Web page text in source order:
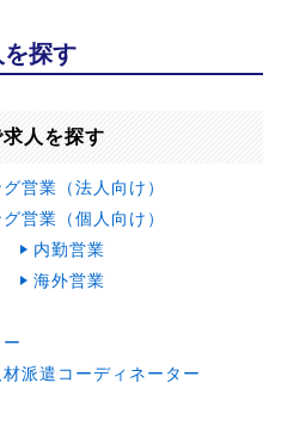
探す
人を探す
営業（法人向け）
営業（個人向け）
内勤営業
海外営業
派遣コーディネーター